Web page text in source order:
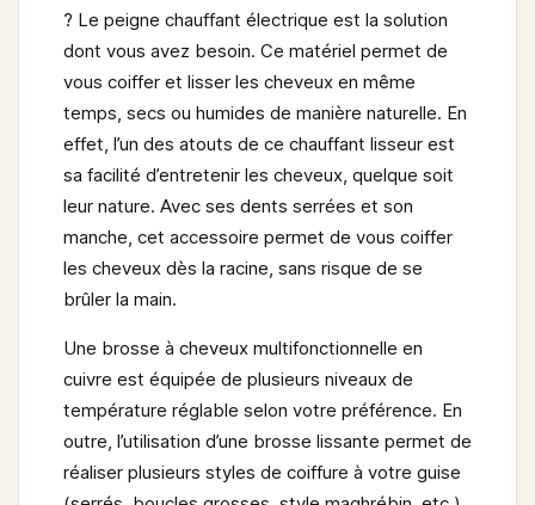
? Le peigne chauffant électrique est la solution
dont vous avez besoin. Ce matériel permet de
vous coiffer et lisser les cheveux en même
temps, secs ou humides de manière naturelle. En
effet, l’un des atouts de ce chauffant lisseur est
sa facilité d’entretenir les cheveux, quelque soit
leur nature. Avec ses dents serrées et son
manche, cet accessoire permet de vous coiffer
les cheveux dès la racine, sans risque de se
brûler la main.
Une brosse à cheveux multifonctionnelle en
cuivre est équipée de plusieurs niveaux de
température réglable selon votre préférence. En
outre, l’utilisation d’une brosse lissante permet de
réaliser plusieurs styles de coiffure à votre guise